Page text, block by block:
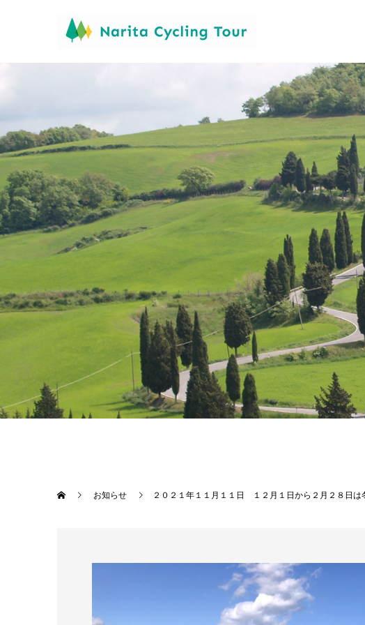
お知らせ ２０２１年１１月１１日 １２月１日から２月２８日は